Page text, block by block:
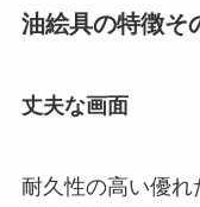
油絵具の特徴
丈夫な画面
耐久性の高い優